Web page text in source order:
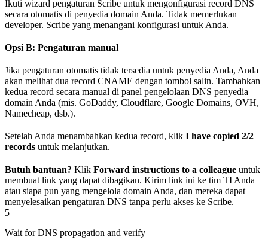
Ikuti wizard pengaturan Scribe untuk mengonfigurasi record DNS
secara otomatis di penyedia domain Anda. Tidak memerlukan
developer. Scribe yang menangani konfigurasi untuk Anda.
Opsi B: Pengaturan manual
Jika pengaturan otomatis tidak tersedia untuk penyedia Anda, Anda
akan melihat dua record CNAME dengan tombol salin. Tambahkan
kedua record secara manual di panel pengelolaan DNS penyedia
domain Anda (mis. GoDaddy, Cloudflare, Google Domains, OVH,
Namecheap, dsb.).
Setelah Anda menambahkan kedua record, klik I have copied 2/2
records untuk melanjutkan.
Butuh bantuan? Klik Forward instructions to a colleague untuk
membuat link yang dapat dibagikan. Kirim link ini ke tim TI Anda
atau siapa pun yang mengelola domain Anda, dan mereka dapat
menyelesaikan pengaturan DNS tanpa perlu akses ke Scribe.
5
Wait for DNS propagation and verify